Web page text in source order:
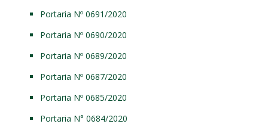
Portaria Nº 0691/2020
Portaria Nº 0690/2020
Portaria Nº 0689/2020
Portaria Nº 0687/2020
Portaria Nº 0685/2020
Portaria N° 0684/2020